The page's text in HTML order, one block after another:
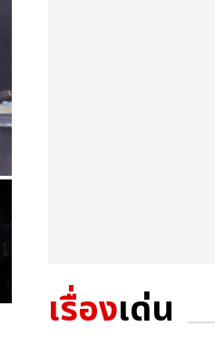
เรื่องเด่น